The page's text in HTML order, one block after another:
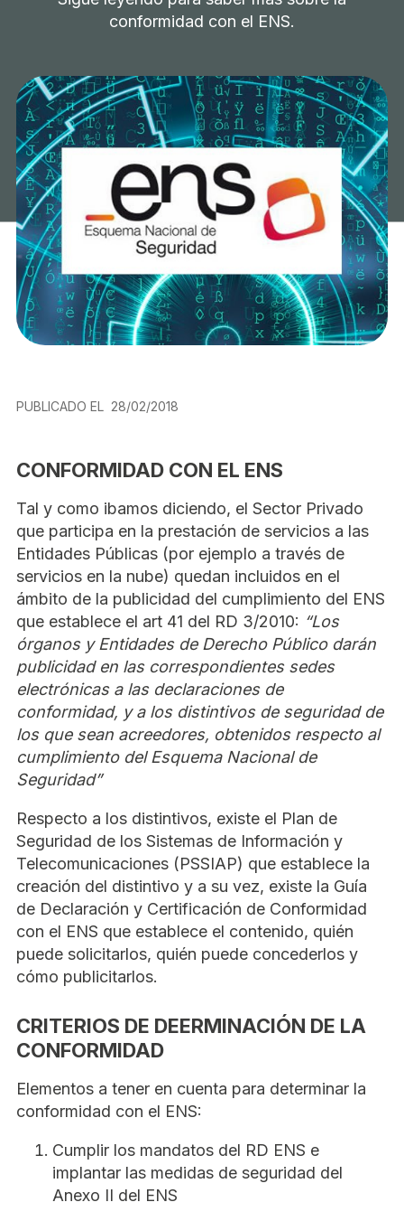
conformidad con el ENS.
PUBLICADO EL 28/02/2018
CONFORMIDAD CON EL ENS
Tal y como ibamos diciendo, el Sector Privado
que participa en la prestación de servicios a las
Entidades Públicas (por ejemplo a través de
servicios en la nube) quedan incluidos en el
ámbito de la publicidad del cumplimiento del ENS
que establece el art 41 del RD 3/2010: “Los
órganos y Entidades de Derecho Público darán
publicidad en las correspondientes sedes
electrónicas a las declaraciones de
conformidad, y a los distintivos de seguridad de
los que sean acreedores, obtenidos respecto al
cumplimiento del Esquema Nacional de
Seguridad”
Respecto a los distintivos, existe el Plan de
Seguridad de los Sistemas de Información y
Telecomunicaciones (PSSIAP) que establece la
creación del distintivo y a su vez, existe la Guía
de Declaración y Certificación de Conformidad
con el ENS que establece el contenido, quién
puede solicitarlos, quién puede concederlos y
cómo publicitarlos.
CRITERIOS DE DEERMINACIÓN DE LA
CONFORMIDAD
Elementos a tener en cuenta para determinar la
conformidad con el ENS:
Cumplir los mandatos del RD ENS e
implantar las medidas de seguridad del
Anexo II del ENS